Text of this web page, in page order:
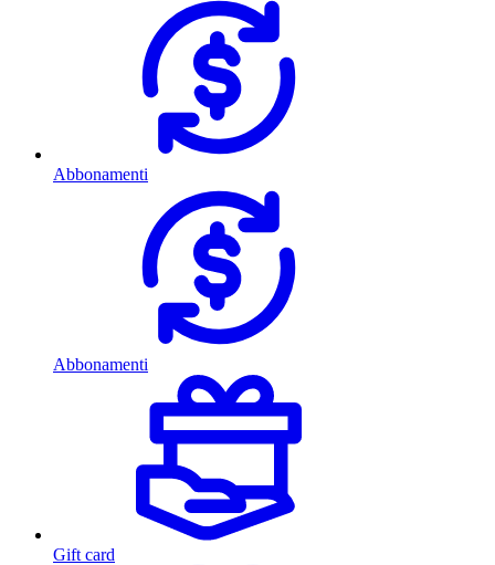
Abbonamenti
Abbonamenti
Gift card